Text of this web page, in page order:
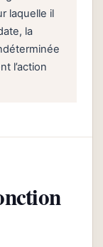
laquelle il
la
l’action